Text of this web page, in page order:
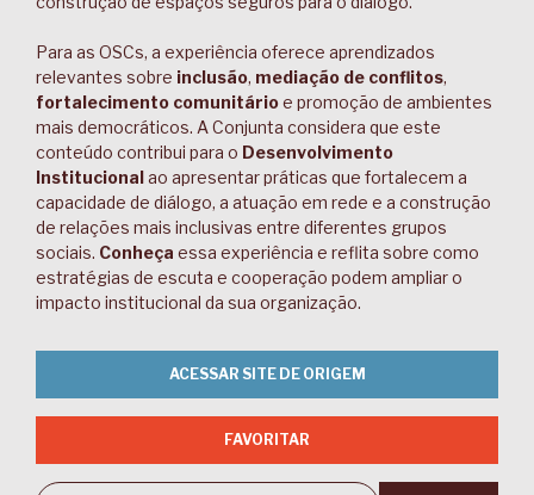
Para as OSCs, a experiência oferece aprendizados
relevantes sobre inclusão, mediação de conflitos,
fortalecimento comunitárioe promoção de ambientes
mais democráticos. A Conjunta considera que este
conteúdo contribui para o Desenvolvimento
Institucionalao apresentar práticas que fortalecem a
capacidade de diálogo, a atuação em rede e a construção
de relações mais inclusivas entre diferentes grupos
sociais. Conheça essa experiência e reflita sobre como
estratégias de escuta e cooperação podem ampliar o
impacto institucional da sua organização.
ACESSAR SITE DE ORIGEM
FAVORITAR